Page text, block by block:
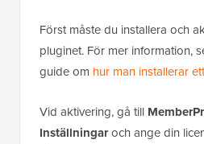
Först måste du installera och
pluginet. För mer information,
guide om hur man installerar
Vid aktivering, gå till
Inställningaroch ange din